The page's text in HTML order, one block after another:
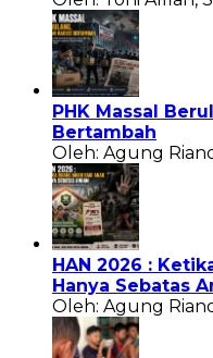
PHK Massal
Bertambah
Oleh: Agung
HAN 2026 :
Hanya Sebatas
Oleh: Agung